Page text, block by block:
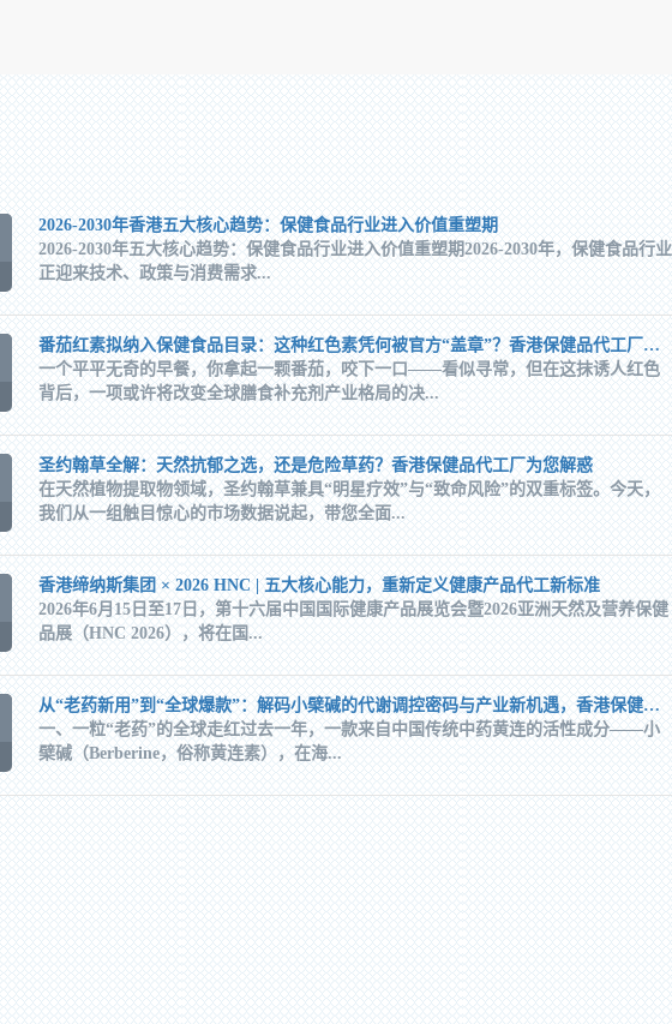
2026-2030年香港五大核心趋势：保健食品行业进入价值重塑期
2026-2030年五大核心趋势：保健食品行业进入价值重塑期2026-2030年，保健食品行业
正迎来技术、政策与消费需求...
番茄红素拟纳入保健食品目录：这种红色素凭何被官方“盖章”？香港保健品代工厂带您深挖科学依据
一个平平无奇的早餐，你拿起一颗番茄，咬下一口——看似寻常，但在这抹诱人红色
背后，一项或许将改变全球膳食补充剂产业格局的决...
圣约翰草全解：天然抗郁之选，还是危险草药？香港保健品代工厂为您解惑
在天然植物提取物领域，圣约翰草兼具“明星疗效”与“致命风险”的双重标签。今天，
我们从一组触目惊心的市场数据说起，带您全面...
香港缔纳斯集团 × 2026 HNC | 五大核心能力，重新定义健康产品代工新标准
2026年6月15日至17日，第十六届中国国际健康产品展览会暨2026亚洲天然及营养保健
品展（HNC 2026），将在国...
从“老药新用”到“全球爆款”：解码小檗碱的代谢调控密码与产业新机遇，香港保健品代工厂为您解析：
一、一粒“老药”的全球走红过去一年，一款来自中国传统中药黄连的活性成分——小
檗碱（Berberine，俗称黄连素），在海...